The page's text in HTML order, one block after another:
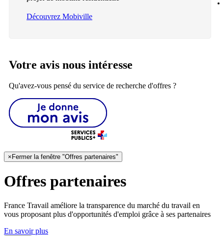
Découvrez Mobiville
Votre avis nous intéresse
Qu'avez-vous pensé du service de recherche d'offres ?
× Fermer la fenêtre "Offres partenaires"
Offres partenaires
France Travail améliore la transparence du marché du travail en
vous proposant plus d'opportunités d'emploi grâce à ses partenaires
En savoir plus